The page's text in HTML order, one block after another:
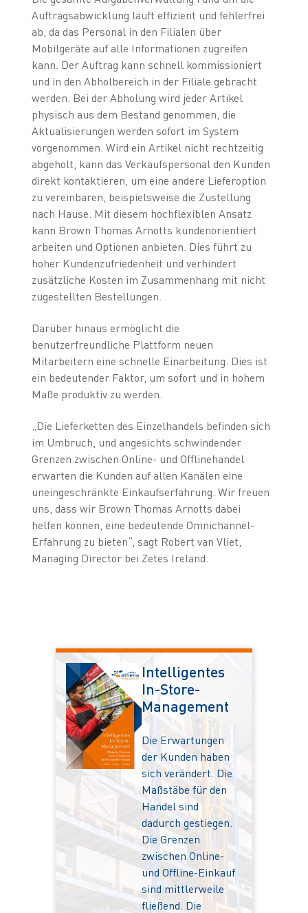
Auftragsabwicklung läuft effizient und fehlerfrei
ab, da das Personal in den Filialen über
Mobilgeräte auf alle Informationen zugreifen
kann. Der Auftrag kann schnell kommissioniert
und in den Abholbereich in der Filiale gebracht
werden. Bei der Abholung wird jeder Artikel
physisch aus dem Bestand genommen, die
Aktualisierungen werden sofort im System
vorgenommen. Wird ein Artikel nicht rechtzeitig
abgeholt, kann das Verkaufspersonal den Kunden
direkt kontaktieren, um eine andere Lieferoption
zu vereinbaren, beispielsweise die Zustellung
nach Hause. Mit diesem hochflexiblen Ansatz
kann Brown Thomas Arnotts kundenorientiert
arbeiten und Optionen anbieten. Dies führt zu
hoher Kundenzufriedenheit und verhindert
zusätzliche Kosten im Zusammenhang mit nicht
zugestellten Bestellungen.
Darüber hinaus ermöglicht die
benutzerfreundliche Plattform neuen
Mitarbeitern eine schnelle Einarbeitung. Dies ist
ein bedeutender Faktor, um sofort und in hohem
Maße produktiv zu werden.
„Die Lieferketten des Einzelhandels befinden sich
im Umbruch, und angesichts schwindender
Grenzen zwischen Online- und Offlinehandel
erwarten die Kunden auf allen Kanälen eine
uneingeschränkte Einkaufserfahrung. Wir freuen
uns, dass wir Brown Thomas Arnotts dabei
helfen können, eine bedeutende Omnichannel-
Erfahrung zu bieten“, sagt Robert van Vliet,
Managing Director bei Zetes Ireland.
Intelligentes
In-Store-
Management
Die Erwartungen
der Kunden haben
sich verändert. Die
Maßstäbe für den
Handel sind
dadurch gestiegen.
Die Grenzen
zwischen Online-
und Offline-Einkauf
sind mittlerweile
fließend. Die